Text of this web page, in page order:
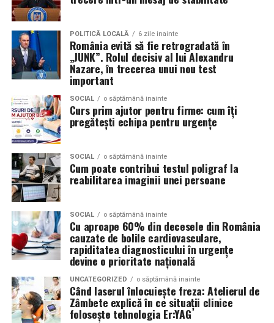
de la oameni, nu de la branduri, iar asta înseamnă că
prezența personală contează la fel de mult ca produsul.
Iuliana Gabriela Enescueste specialist în fotografie si
videografie cu dronă. Știe că domeniul ei este dominat
de bărbați și că vizibilitatea ei ca profesionistă este, în
sine, un argument.
Isabela Alexandruoferă servicii de consiliere de cuplu
și psihoterapie. Lucrează zilnic cu oameni care încearcă
să se înțeleagă mai bine și crede că autenticitatea
trebuie să înceapă de la ea.
Oana Teslaru
investiții imobiliare. A ales să fie prezentă cu vocea ei
într-un domeniu în care credibilitatea se construiește
greu și se pierde repede.
Mirela Iacobvinde cosmetice naturale și lucrează cu
femei care vor produse în care au încredere. Prezența ei
publică este, pentru clientele ei, primul semn că brandul
ei e real.
POLITICĂ LOCALĂ 6 zile inainte
România evită să fie retrogradată în
„JUNK”. Rolul decisiv al lui Alexandru
Nazare, în trecerea unui nou test
important
SOCIAL o săptămână inainte
Curs prim ajutor pentru firme: cum îți
pregătești echipa pentru urgențe
SOCIAL o săptămână inainte
Cum poate contribui testul poligraf la
reabilitarea imaginii unei persoane
SOCIAL o săptămână inainte
Cu aproape 60% din decesele din România
cauzate de bolile cardiovasculare,
rapiditatea diagnosticului în urgențe
devine o prioritate națională
UNCATEGORIZED o săptămână inainte
Când laserul înlocuiește freza: Atelierul de
Zâmbete explică în ce situații clinice
folosește tehnologia Er:YAG